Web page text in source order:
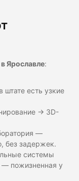
Ярославле:
штате есть узкие
→ 3D-
—
без задержек.
системы
— пожизненная у